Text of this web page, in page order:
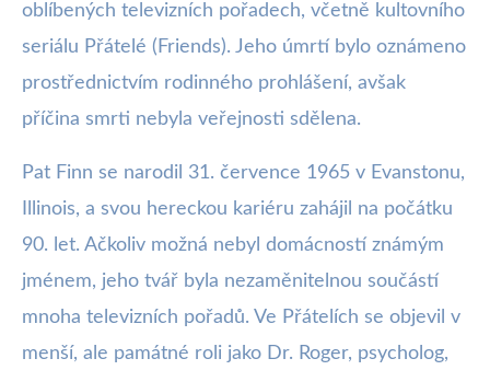
oblíbených televizních pořadech, včetně kultovního
seriálu Přátelé (Friends). Jeho úmrtí bylo oznámeno
prostřednictvím rodinného prohlášení, avšak
příčina smrti nebyla veřejnosti sdělena.
Pat Finn se narodil 31. července 1965 v Evanstonu,
Illinois, a svou hereckou kariéru zahájil na počátku
90. let. Ačkoliv možná nebyl domácností známým
jménem, jeho tvář byla nezaměnitelnou součástí
mnoha televizních pořadů. Ve Přátelích se objevil v
menší, ale památné roli jako Dr. Roger, psycholog,